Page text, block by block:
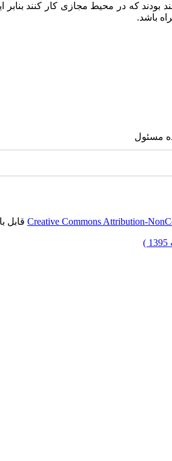
که در محیط مجازی کار کنند
باشد.
مسئول
Creative Commons Attribution- قابل